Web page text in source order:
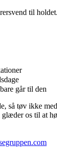
til holdet.
går til den
så tøv ikke
os til at